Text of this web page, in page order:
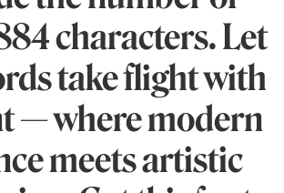
characters. Let
take flight with
— where modern
meets artistic